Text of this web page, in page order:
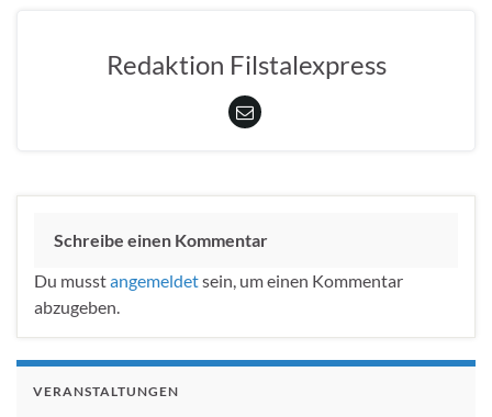
Redaktion Filstalexpress
Schreibe einen Kommentar
Du musstangemeldetsein, um einen Kommentar
abzugeben.
VERANSTALTUNGEN